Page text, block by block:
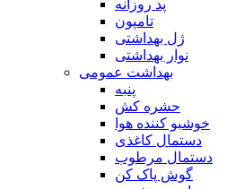
پد روزانه
تامپون
ژل بهداشتی
نوار بهداشتی
بهداشت عمومی
پنبه
حشره کش
خوشبو کننده هوا
دستمال کاغذی
دستمال مرطوب
گوش پاک کن